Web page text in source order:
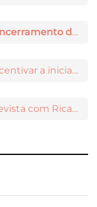
3 atividades encantadoras de encerramento de ano letivo
Estratégias pedagógicas para incentivar a iniciação científica entre os estudantes
Diferentes tipos de escrita: entrevista com Ricardo Prado